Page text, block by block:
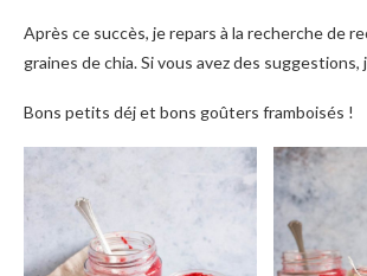
Après ce succès, je repars à la recherche de
graines de chia. Si vous avez des
Bons petits déj et bons goûters framboisés !